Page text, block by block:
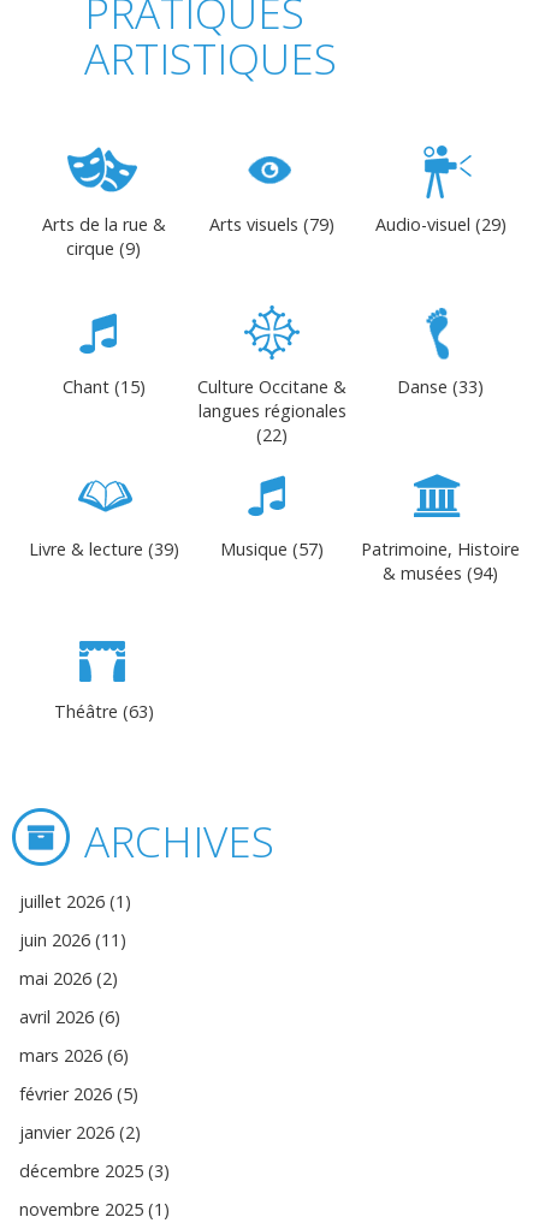
PRATIQUES
ARTISTIQUES
Arts de la rue &
cirque (9)
Arts visuels (79) Audio-visuel (29)
Chant (15)
Culture Occitane &
langues régionales
(22)
Danse (33)
Livre & lecture (39) Musique (57)
Patrimoine, Histoire
& musées (94)
Théâtre (63)
ARCHIVES
juillet 2026 (1)
juin 2026 (11)
mai 2026 (2)
avril 2026 (6)
mars 2026 (6)
février 2026 (5)
janvier 2026 (2)
décembre 2025 (3)
novembre 2025 (1)